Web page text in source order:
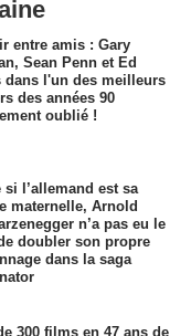
entre amis : Gary
Sean Penn et Ed
dans l'un des meilleurs
des années 90
oublié !
si l’allemand est sa
maternelle, Arnold
n’a pas eu le
doubler son propre
dans la saga
300 films en 47 ans de